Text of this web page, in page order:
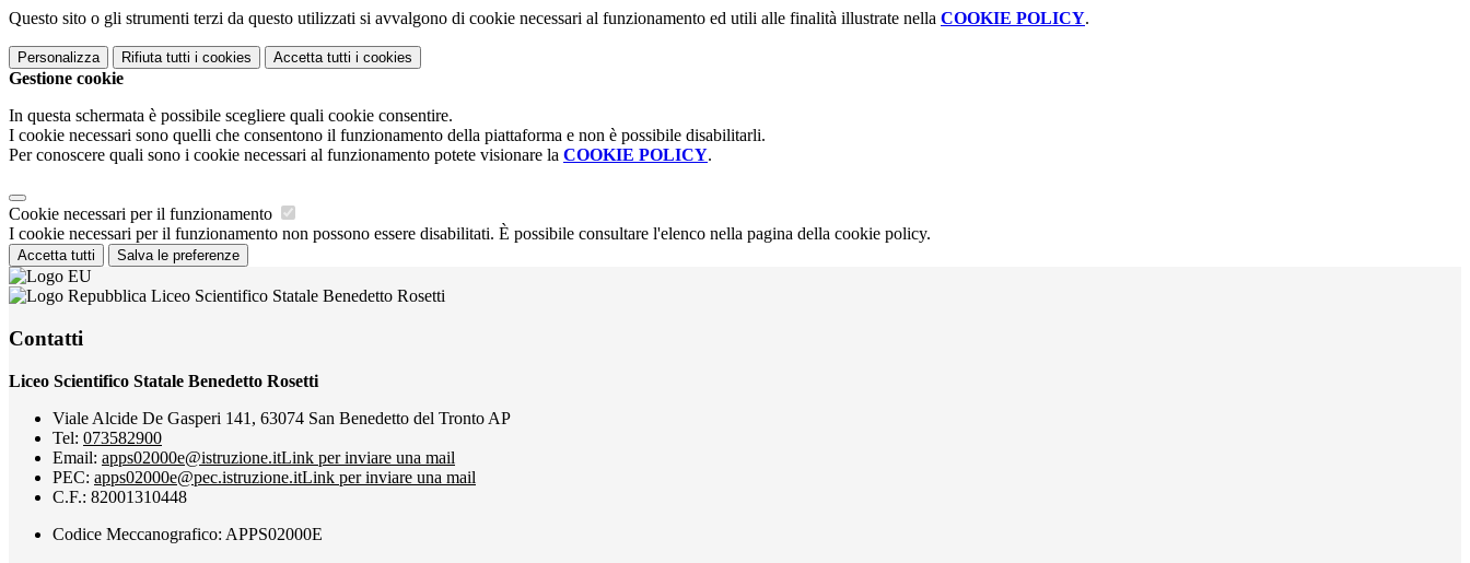
Questo sito o gli strumenti terzi da questo utilizzati si avvalgono di cookie necessari al funzionamento ed utili alle finalità illustrate nella COOKIE POLICY.
Personalizza Rifiuta tutti i cookies Accetta tutti i cookies
Gestione cookie
In questa schermata è possibile scegliere quali cookie consentire.
I cookie necessari sono quelli che consentono il funzionamento della piattaforma e non è possibile disabilitarli.
Per conoscere quali sono i cookie necessari al funzionamento potete visionare la COOKIE POLICY.
Cookie necessari per il funzionamento
I cookie necessari per il funzionamento non possono essere disabilitati. È possibile consultare l'elenco nella pagina della cookie policy.
Accetta tutti Salva le preferenze
Liceo Scientifico Statale Benedetto Rosetti
Contatti
Liceo Scientifico Statale Benedetto Rosetti
Viale Alcide De Gasperi 141, 63074 San Benedetto del Tronto AP
Tel: 073582900
Email: apps02000e@istruzione.itLink per inviare una mail
PEC: apps02000e@pec.istruzione.itLink per inviare una mail
C.F.: 82001310448
Codice Meccanografico: APPS02000E